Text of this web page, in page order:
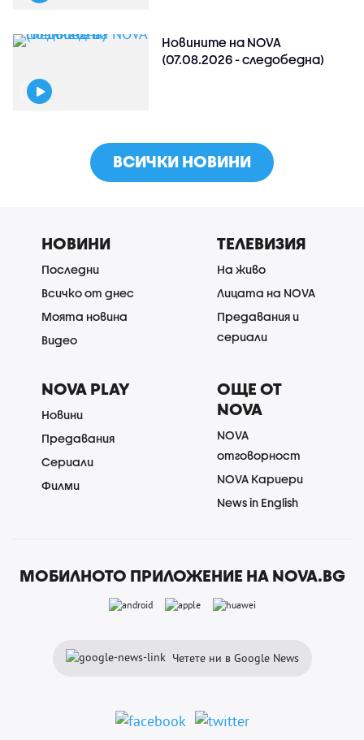
Новините на NOVA
(07.08.2026 - следобедна)
ВСИЧКИ НОВИНИ
НОВИНИ
Последни
Всичко от днес
Моята новина
Видео
ТЕЛЕВИЗИЯ
На живо
Лицата на NOVA
Предавания и
сериали
NOVA PLAY
Новини
Предавания
Сериали
Филми
ОЩЕ ОТ
NOVA
NOVA
отговорност
NOVA Кариери
News in English
МОБИЛНОТО ПРИЛОЖЕНИЕ НА NOVA.BG
Четете ни в Google News